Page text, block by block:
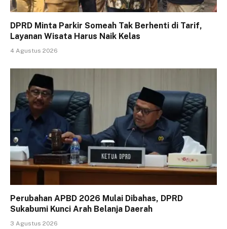
DPRD Minta Parkir Someah Tak Berhenti di Tarif,
Layanan Wisata Harus Naik Kelas
4 Agustus 2026
Perubahan APBD 2026 Mulai Dibahas, DPRD
Sukabumi Kunci Arah Belanja Daerah
3 Agustus 2026